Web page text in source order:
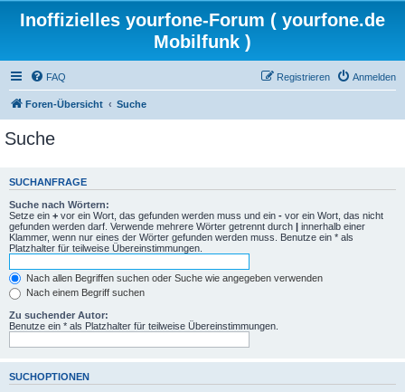
Inoffizielles yourfone-Forum ( yourfone.de
Mobilfunk )
FAQ Anmelden
Registrieren
Foren-Übersicht Suche
Suche
SUCHANFRAGE
Suche nach Wörtern:
Setze ein + vor ein Wort, das gefunden werden muss und ein - vor ein Wort, das nicht
gefunden werden darf. Verwende mehrere Wörter getrennt durch | innerhalb einer
Klammer, wenn nur eines der Wörter gefunden werden muss. Benutze ein * als
Platzhalter für teilweise Übereinstimmungen.
Nach allen Begriffen suchen oder Suche wie angegeben verwenden
Nach einem Begriff suchen
Zu suchender Autor:
Benutze ein * als Platzhalter für teilweise Übereinstimmungen.
SUCHOPTIONEN